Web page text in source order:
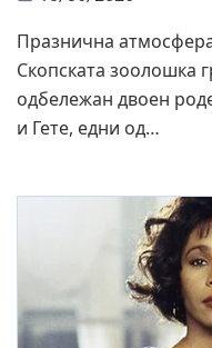
Празнична
Скопската зоолошка
одбележан двоен
и Гете, едни од…